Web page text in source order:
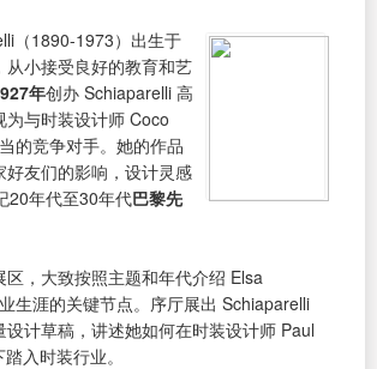
（1890-1973）出生于
从小接受良好的教育和艺
年创办 Schiaparelli 高
为与时装设计师 Coco
的竞争对手。她的作品
好友们的影响，设计灵感
20年代至30年代巴黎先
区，大致按照主题和年代介绍 Elsa
生涯的关键节点。序厅展出 Schiaparelli
设计草稿，讲述她如何在时装设计师 Paul
入时装行业。